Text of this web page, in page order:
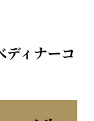
ィナーコ